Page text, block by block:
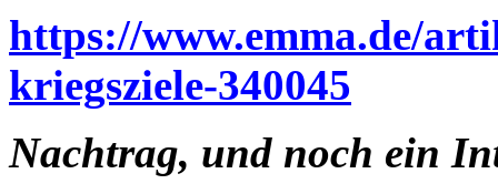
https://www.emma.de/
kriegsziele-340045
Nachtrag, und noch ein